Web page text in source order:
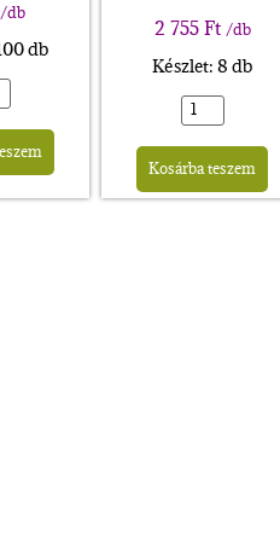
/db
db
2 755Ft /db
Készlet: 8 db
Kosárba teszem